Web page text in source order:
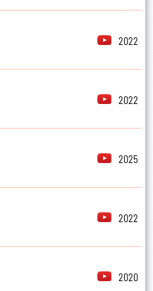
2022
2022
2025
2022
2020